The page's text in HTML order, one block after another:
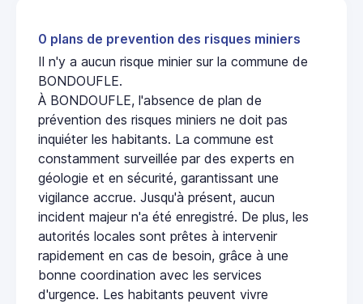
0 plans de prevention des risques miniers
Il n'y a aucun risque minier sur la commune de
BONDOUFLE.
À BONDOUFLE, l'absence de plan de
prévention des risques miniers ne doit pas
inquiéter les habitants. La commune est
constamment surveillée par des experts en
géologie et en sécurité, garantissant une
vigilance accrue. Jusqu'à présent, aucun
incident majeur n'a été enregistré. De plus, les
autorités locales sont prêtes à intervenir
rapidement en cas de besoin, grâce à une
bonne coordination avec les services
d'urgence. Les habitants peuvent vivre